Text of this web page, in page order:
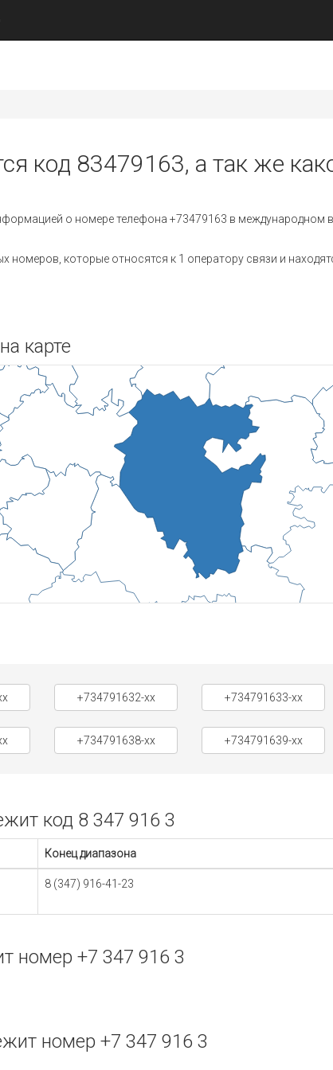
код 83479163, а так же
о номере телефона +73479163 в международном
номеров, которые относятся к 1 оператору связи и
карте
+734791632-xx +734791633-xx
+734791638-xx +734791639-xx
код 8 347 916 3
Конец диапазона
8 (347) 916-41-23
номер +7 347 916 3
номер +7 347 916 3